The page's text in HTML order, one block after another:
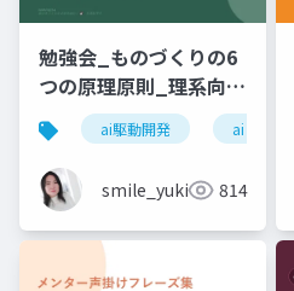
勉強会_ものづくりの6
つの原理原則_理系向け
6時間_2026_05_24_
石黒友季子
ai駆動開発 ai
smile_yukiko_it814